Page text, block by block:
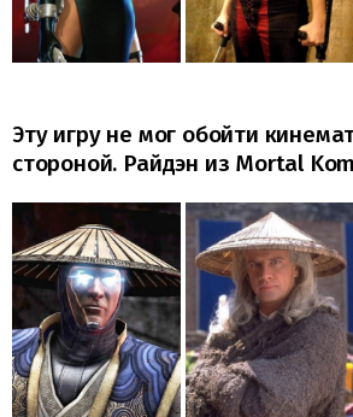
Эту игру не мог обойти
стороной. Райдэн из Mortal